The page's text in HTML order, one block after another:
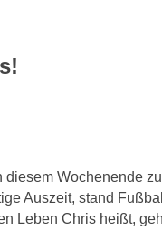
diesem Wochenende
Auszeit, stand
Leben Chris heißt,